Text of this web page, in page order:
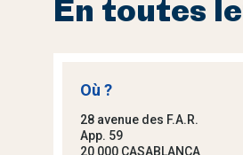
En toutes
Où ?
28 avenue des F.A.R.
App. 59
20 000 CASABLANCA